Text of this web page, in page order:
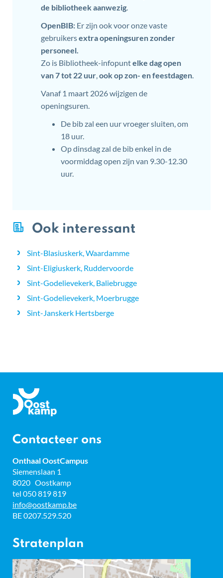
de bibliotheek aanwezig
OpenBIB: Er zijn ook voor onze vaste
gebruikersextra openingsuren zonder
personeel
Zo is Bibliotheek-infopuntelke dag open
van 7 tot 22 uur ook op zon- en feestdagen
Vanaf 1 maart 2026 wijzigen de
openingsuren.
De bib zal een uur vroeger sluiten, om
18 uur.
Op dinsdag zal de bib enkel in de
voormiddag open zijn van 9.30-12.30
uur.
Ook interessant
Sint-Blasiuskerk, Waardamme
Sint-Eligiuskerk, Ruddervoorde
Sint-Godelievekerk, Baliebrugge
Sint-Godelievekerk, Moerbrugge
Sint-Janskerk Hertsberge
Gemeente
Oostkamp
Contacteer ons
Onthaal OostCampus
Adres
Siemenslaan 1
8020 Oostkamp
tel 050 819 819
E-
mail
info@oostkamp.be
BTW
BE 0207.529.520
Stratenplan